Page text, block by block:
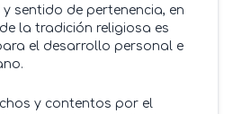
sentido de pertenencia, en
la tradición religiosa es
el desarrollo personal e
y contentos por el